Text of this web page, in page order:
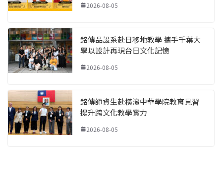
2026-08-05
銘傳品設系赴日移地教學 攜手千葉大
學以設計再現台日文化記憶
2026-08-05
銘傳師資生赴橫濱中華學院教育見習
提升跨文化教學實力
2026-08-05